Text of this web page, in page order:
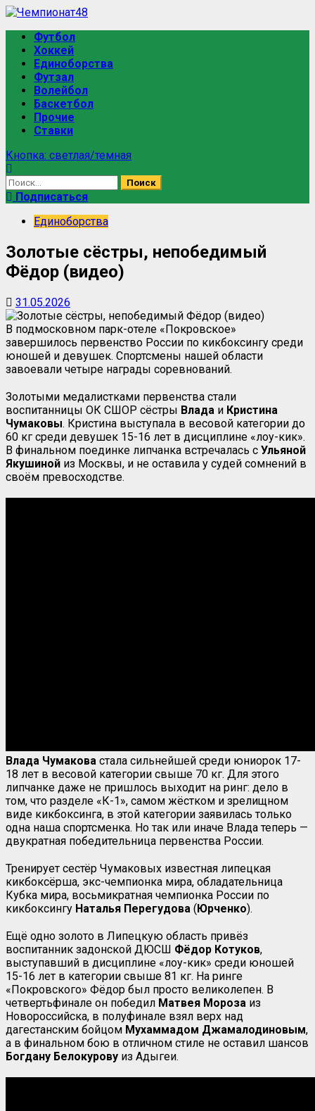
Перейти
содержимому
Основное
меню
Футбол
Хоккей
Единоборства
Футзал
Волейбол
Баскетбол
Прочие
Ставки
Кнопка: светлая/темная
Найти:
Подписаться
Единоборства
Золотые сёстры, непобедимый
Фёдор (видео)
31.05.2026
В подмосковном парк-отеле «Покровское»
завершилось первенство России по кикбоксингу среди
юношей и девушек. Спортсмены нашей области
завоевали четыре награды соревнований.
Золотыми медалистками первенства стали
воспитанницы ОК СШОР сёстры Влада и Кристина
Чумаковы. Кристина выступала в весовой категории до
60 кг среди девушек 15-16 лет в дисциплине «лоу-кик».
В финальном поединке липчанка встречалась с Ульяной
Якушиной из Москвы, и не оставила у судей сомнений в
своём превосходстве.
Влада Чумакова стала сильнейшей среди юниорок 17-
18 лет в весовой категории свыше 70 кг. Для этого
липчанке даже не пришлось выходит на ринг: дело в
том, что разделе «К-1», самом жёстком и зрелищном
виде кикбоксинга, в этой категории заявилась только
одна наша спортсменка. Но так или иначе Влада теперь —
двукратная победительница первенства России.
Тренирует сестёр Чумаковых известная липецкая
кикбоксёрша, экс-чемпионка мира, обладательница
Кубка мира, восьмикратная чемпионка России по
кикбоксингу Наталья Перегудова (Юрченко).
Ещё одно золото в Липецкую область привёз
воспитанник задонской ДЮСШ Фёдор Котуков,
выступавший в дисциплине «лоу-кик» среди юношей
15-16 лет в категории свыше 81 кг. На ринге
«Покровского» Фёдор был просто великолепен. В
четвертьфинале он победил Матвея Мороза из
Новороссийска, в полуфинале взял верх над
дагестанским бойцом Мухаммадом Джамалодиновым,
а в финальном бою в отличном стиле не оставил шансов
Богдану Белокурову из Адыгеи.